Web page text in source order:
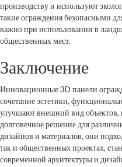
производству и используют
такие ограждения безопасными
важно при использовании в
общественных мест.
Заключение
Инновационные 3D панели
сочетание эстетики,
улучшают внешний вид объектов,
долговечное решение для
дизайнов и материалов, они
так и общественных проектах,
современной архитектуры и